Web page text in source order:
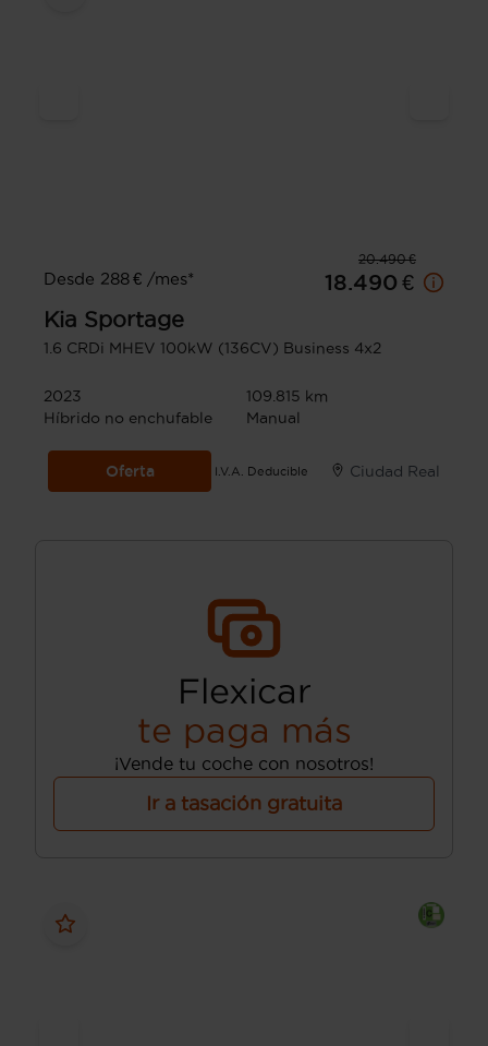
20.490 €
Desde 288 € /mes*
18.490 €
Kia Sportage
1.6 CRDi MHEV 100kW (136CV) Business 4x2
2023
109.815 km
Híbrido no enchufable
Manual
Oferta I.V.A. Deducible Ciudad Real
Flexicar
te paga más
¡Vende tu coche con nosotros!
Ir a tasación gratuita